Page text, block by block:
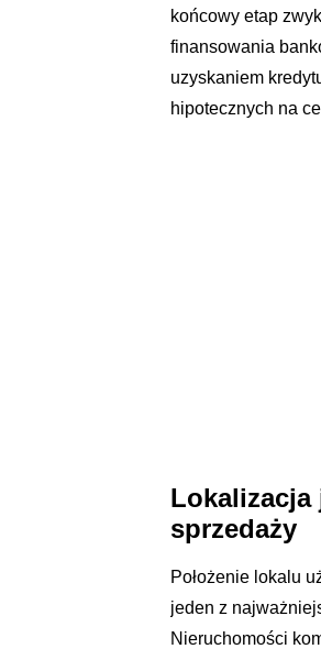
końcowy etap
finansowania
uzyskaniem
hipotecznych na
Lokalizacja
sprzedaży
Położenie lokalu
jeden z
Nieruchomości